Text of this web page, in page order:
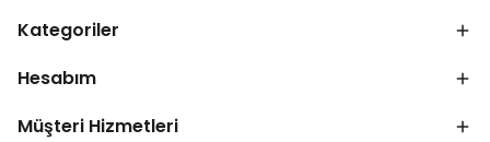
Kategoriler
Hesabım
Müşteri Hizmetleri